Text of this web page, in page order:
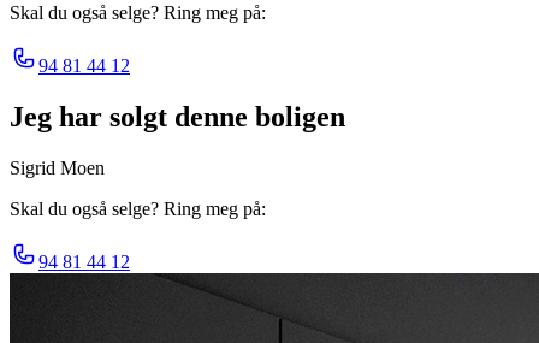
Skal du også selge? Ring meg på:
94 81 44 12
Jeg har solgt denne boligen
Sigrid Moen
Skal du også selge? Ring meg på:
94 81 44 12